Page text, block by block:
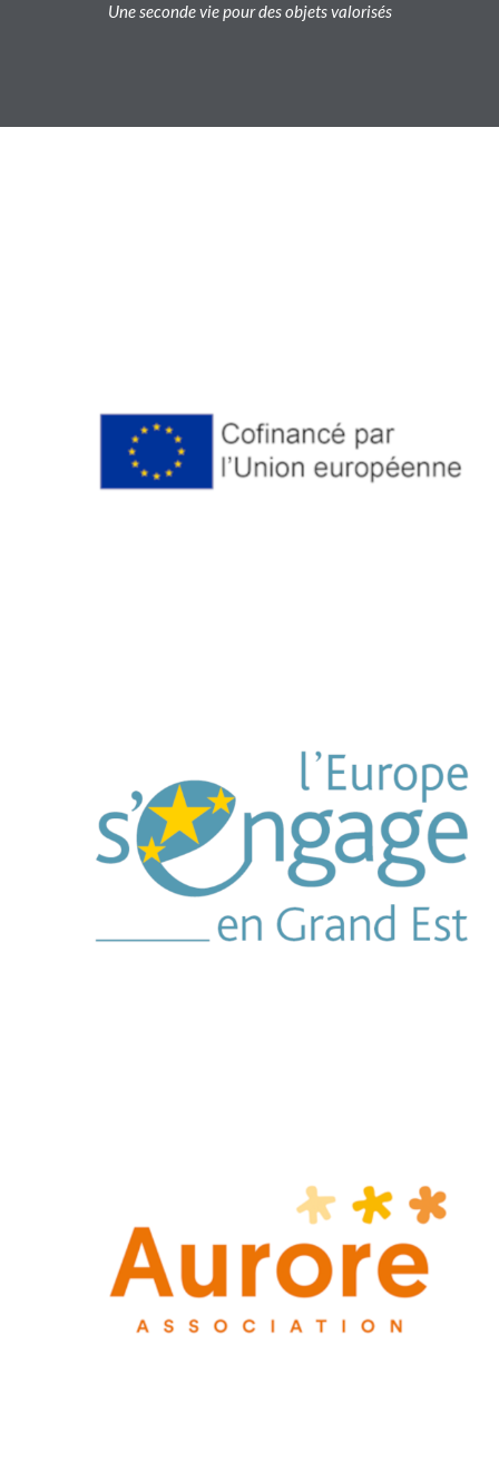
Une seconde vie pour des objets valorisés